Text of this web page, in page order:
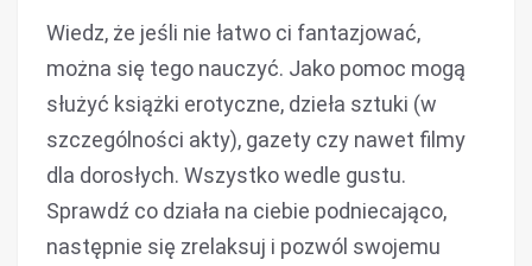
Wiedz, że jeśli nie łatwo ci fantazjować,
można się tego nauczyć. Jako pomoc mogą
służyć książki erotyczne, dzieła sztuki (w
szczególności akty), gazety czy nawet filmy
dla dorosłych. Wszystko wedle gustu.
Sprawdź co działa na ciebie podniecająco,
następnie się zrelaksuj i pozwól swojemu